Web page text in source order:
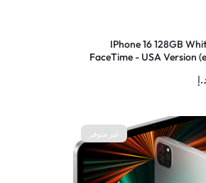
IPhone 16 128GB
FaceTime - USA Version
غير متوفر